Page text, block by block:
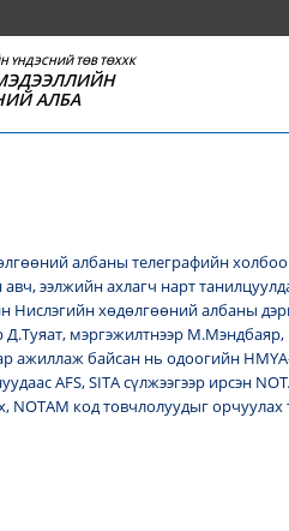
ҮНДЭСНИЙ ТӨВ ТӨХХК
АЛБА
албаны телеграфийн
ээлжийн ахлагч нарт
Нислэгийн хөдөлгөөний албаны
Д.Туяат, мэргэжилтнээр
ажиллаж байсан нь одоогийн
AFS, SITA сүлжээгээр ирсэн
NОТАМ код товчлолуудыг